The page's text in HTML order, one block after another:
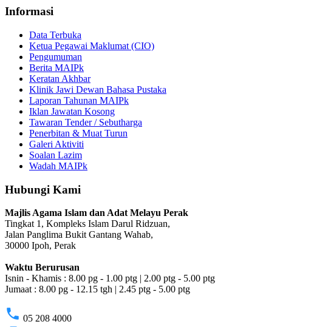
Informasi
Data Terbuka
Ketua Pegawai Maklumat (CIO)
Pengumuman
Berita MAIPk
Keratan Akhbar
Klinik Jawi Dewan Bahasa Pustaka
Laporan Tahunan MAIPk
Iklan Jawatan Kosong
Tawaran Tender / Sebutharga
Penerbitan & Muat Turun
Galeri Aktiviti
Soalan Lazim
Wadah MAIPk
Hubungi Kami
Majlis Agama Islam dan Adat Melayu Perak
Tingkat 1, Kompleks Islam Darul Ridzuan,
Jalan Panglima Bukit Gantang Wahab,
30000 Ipoh, Perak
Waktu Berurusan
Isnin - Khamis : 8.00 pg - 1.00 ptg | 2.00 ptg - 5.00 ptg
Jumaat : 8.00 pg - 12.15 tgh | 2.45 ptg - 5.00 ptg
phone 05 208 4000